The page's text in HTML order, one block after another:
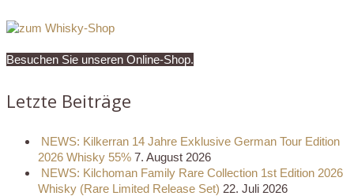
Besuchen Sie unseren Online-Shop.
Letzte Beiträge
NEWS: Kilkerran 14 Jahre Exklusive German Tour Edition
2026 Whisky 55% 7. August 2026
NEWS: Kilchoman Family Rare Collection 1st Edition 2026
Whisky (Rare Limited Release Set) 22. Juli 2026